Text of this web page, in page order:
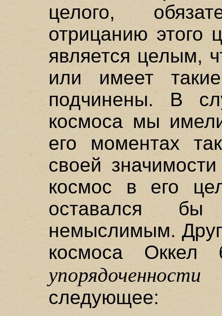
целого,
отрицанию этого
является целым,
или имеет
подчинены. В
космоса мы
его моментах
своей
космос в его
оставался
немыслимым.
космоса Оккел
упорядоченности
следующее: